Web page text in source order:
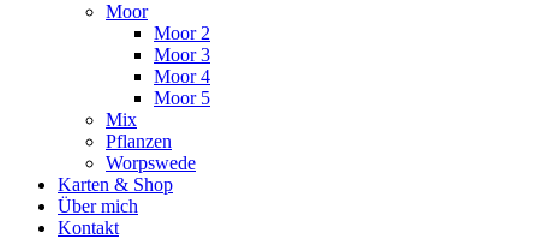
Moor
Moor 2
Moor 3
Moor 4
Moor 5
Mix
Pflanzen
Worpswede
Karten & Shop
Über mich
Kontakt